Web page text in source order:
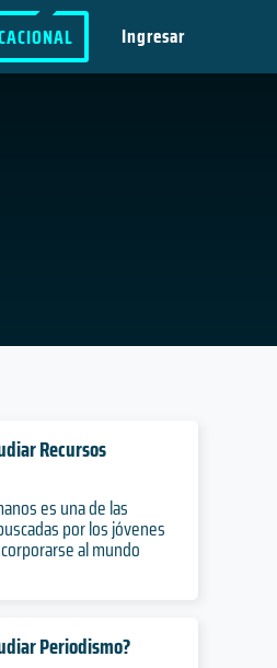
Ingresar
Recursos
es una de las
por los jóvenes
al mundo
Periodismo?